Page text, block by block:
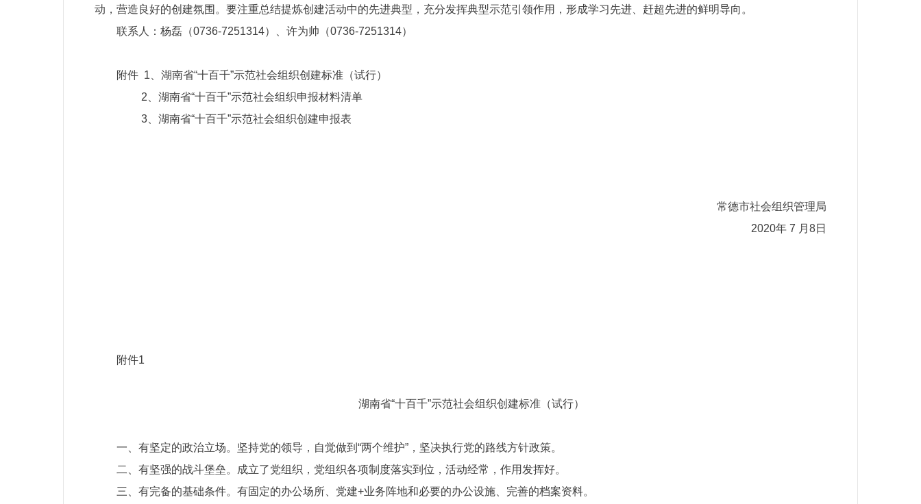
动，营造良好的创建氛围。要注重总结提炼创建活动中的先进典型，充分发挥典型示范引领作用，形成学习先进、赶超先进的鲜明导向。
联系人：杨磊（0736-7251314）、许为帅（0736-7251314）
附件 1、湖南省“十百千”示范社会组织创建标准（试行）
2、湖南省“十百千”示范社会组织申报材料清单
3、湖南省“十百千”示范社会组织创建申报表
常德市社会组织管理局
2020年 7 月8日
附件1
湖南省“十百千”示范社会组织创建标准（试行）
一、有坚定的政治立场。坚持党的领导，自觉做到“两个维护”，坚决执行党的路线方针政策。
二、有坚强的战斗堡垒。成立了党组织，党组织各项制度落实到位，活动经常，作用发挥好。
三、有完备的基础条件。有固定的办公场所、党建+业务阵地和必要的办公设施、完善的档案资料。